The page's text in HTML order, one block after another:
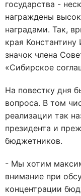
государства -
награждены
наградами. Так,
края
значок члена
«Сибирское
На повестку дня
вопроса. В том
реализации так
президента и
бюджетников.
- Мы хотим
внимание при
концентрации